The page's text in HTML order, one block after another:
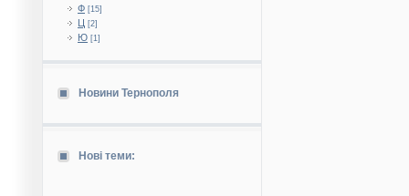
Ф [15]
Ц [2]
Ю [1]
Новини Тернополя
Нові теми: